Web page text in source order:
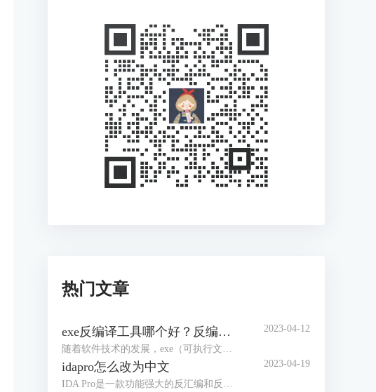
热门文章
exe反编译工具哪个好？反编译能力强的工具盘点 2023-04-12
idapro怎么改为中文 2023-04-19